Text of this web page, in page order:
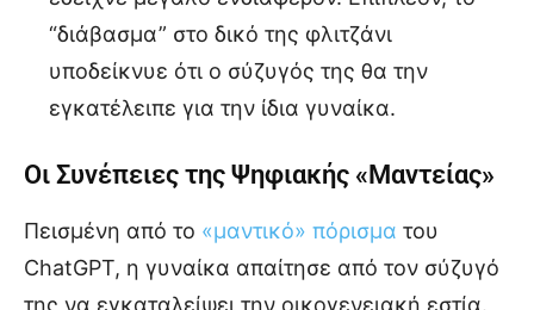
“διάβασμα” στο δικό της φλιτζάνι
υποδείκνυε ότι ο σύζυγός της θα την
εγκατέλειπε για την ίδια γυναίκα.
Οι Συνέπειες της Ψηφιακής «Μαντείας»
Πεισμένη από το «μαντικό» πόρισμα του
ChatGPT, η γυναίκα απαίτησε από τον σύζυγό
της να εγκαταλείψει την οικογενειακή εστία.